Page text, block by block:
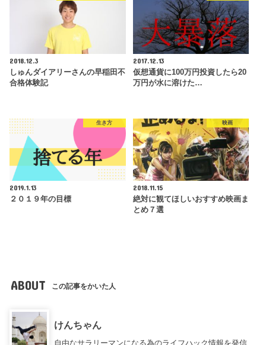
2018.12.3
しゅんダイアリーさんの早稲田不
合格体験記
2017.12.13
仮想通貨に100万円投資したら20
万円が水に溶けた…
生き方
2019.1.13
２０１９年の目標
映画
2018.11.15
絶対に観てほしいおすすめ映画ま
とめ７選
ABOUT この記事をかいた人
けんちゃん
自由なサラリーマンになる為のライフハック情報を発信